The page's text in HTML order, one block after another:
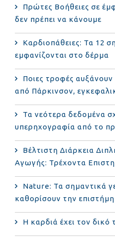
Πρώτες Βοήθειες σε
δεν πρέπει να κάνουμε
Καρδιοπάθειες: Τα 12
εμφανίζονται στο δέρμα
Ποιες τροφές
από Πάρκινσον,
Τα νεότερα δεδομένα
υπερηχογραφία από το
Bέλτιστη Διάρκεια
Αγωγής: Τρέχοντα
Nature: Τα σημαντικά
καθορίσουν την
Η καρδιά έχει τον δικό